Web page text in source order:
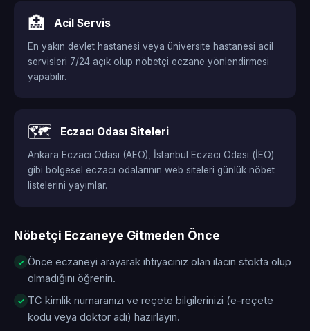
🏥 Acil Servis
En yakın devlet hastanesi veya üniversite hastanesi acil
servisleri 7/24 açık olup nöbetçi eczane yönlendirmesi
yapabilir.
🗺️ Eczacı Odası Siteleri
Ankara Eczacı Odası (AEO), İstanbul Eczacı Odası (İEO)
gibi bölgesel eczacı odalarının web siteleri günlük nöbet
listelerini yayımlar.
Nöbetçi Eczaneye Gitmeden Önce
Önce eczaneyi arayarak ihtiyacınız olan ilacın stokta olup
olmadığını öğrenin.
TC kimlik numaranızı ve reçete bilgilerinizi (e-reçete
kodu veya doktor adı) hazırlayın.